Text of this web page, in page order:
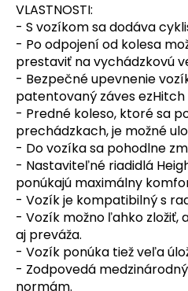
VLASTNOSTI:
- S vozíkom sa dodáva
- Po odpojení od kolesa
prestaviť na vychádzkovú
- Bezpečné upevnenie
patentovaný záves
- Predné koleso, ktoré sa
prechádzkach, je možné
- Do vozíka sa pohodlne
- Nastaviteľné riadidlá
ponúkajú maximálny
- Vozík je kompatibilný s
- Vozík možno ľahko zložiť,
aj preváža.
- Vozík ponúka tiež veľa
- Zodpovedá
normám.
HĽADAŤ
O
d
p
r
ú
č